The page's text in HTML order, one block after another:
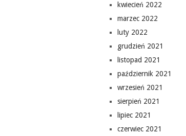
kwiecień 2022
marzec 2022
luty 2022
grudzień 2021
listopad 2021
październik 2021
wrzesień 2021
sierpień 2021
lipiec 2021
czerwiec 2021